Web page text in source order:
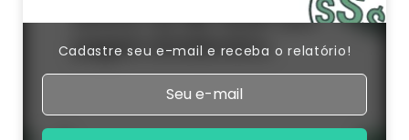
Cadastre seu e-mail e receba o relatório!